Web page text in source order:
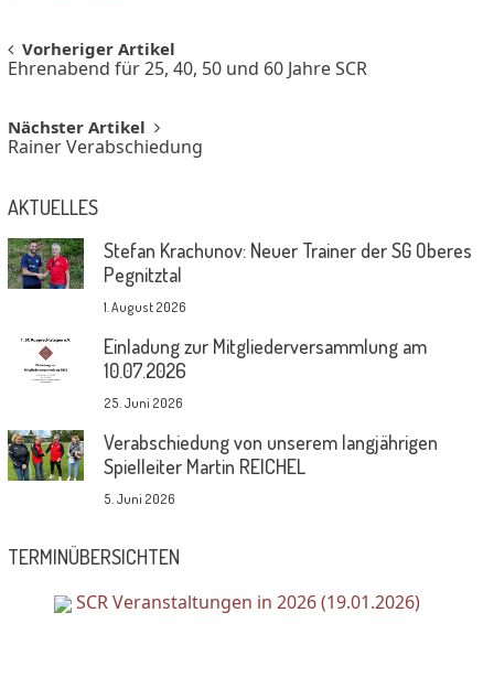
Post
Vorheriger Artikel
Ehrenabend für 25, 40, 50 und 60 Jahre SCR
Nächster Artikel
Rainer Verabschiedung
AKTUELLES
Stefan Krachunov: Neuer Trainer der SG Oberes
Pegnitztal
1. August 2026
Einladung zur Mitgliederversammlung am
10.07.2026
25. Juni 2026
Verabschiedung von unserem langjährigen
Spielleiter Martin REICHEL
5. Juni 2026
TERMINÜBERSICHTEN
SCR Veranstaltungen in 2026 (19.01.2026)